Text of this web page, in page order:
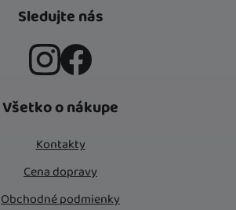
Sledujte nás
Všetko o nákupe
Kontakty
Cena dopravy
Obchodné podmienky